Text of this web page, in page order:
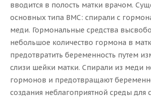
вводится в полость матки врачом.
основных типа ВМС: спирали с
меди. Гормональные средства
небольшое количество гормона в
предотвратить беременность путем
слизи шейки матки. Спирали из меди
гормонов и предотвращают
создания неблагоприятной среды для